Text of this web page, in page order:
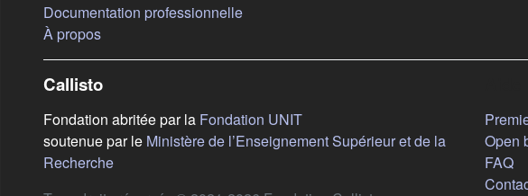
Documentation professionnelle(s'ouvre dans un nouvel onglet)
À propos(s'ouvre dans un nouvel onglet)
Callisto
Fondation abritée par la Fondation UNIT(s'ouvre dans un nouvel onglet)
soutenue par le Ministère de l’Enseignement Supérieur et de la
Recherche(s'ouvre dans un nouvel onglet)
Open
FAQ